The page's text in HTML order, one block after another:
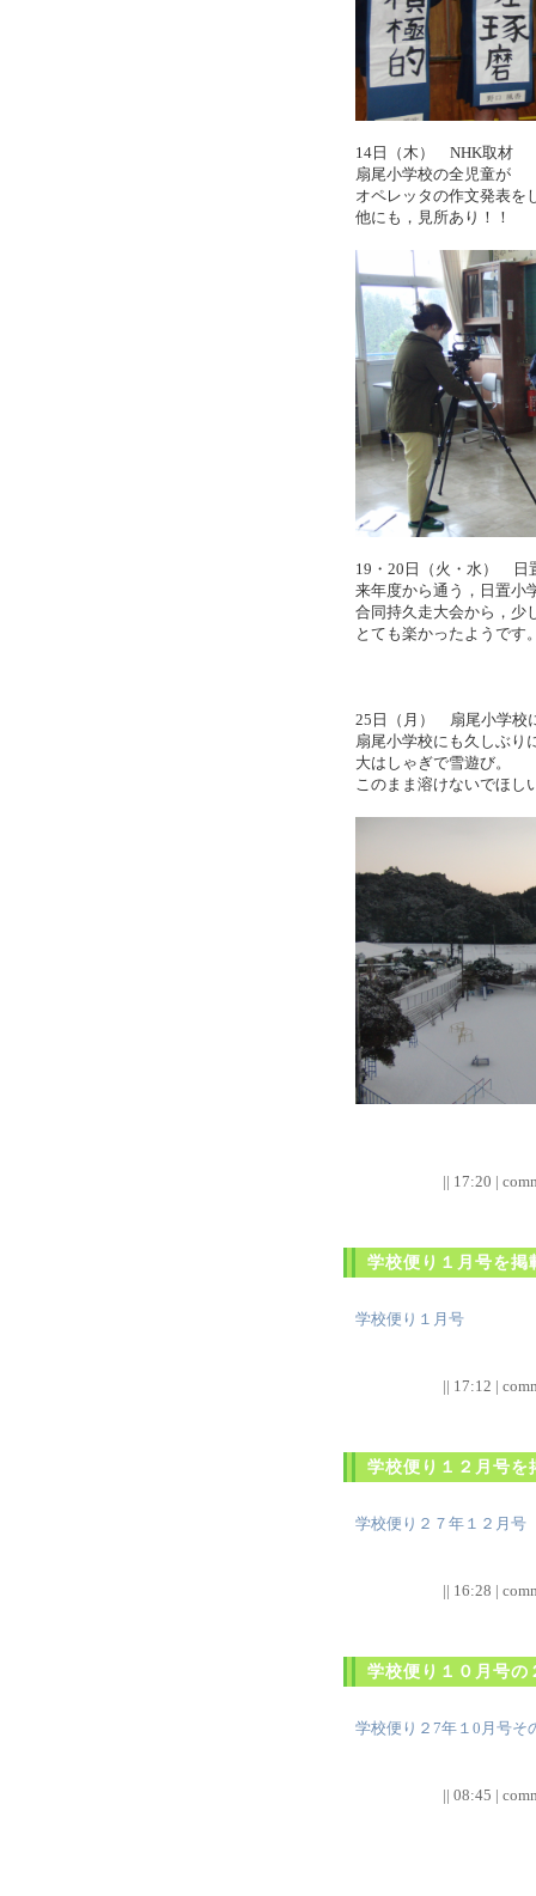
14日（木） NHK取材
扇尾小学校の全児童が
オペレッタの作文発表を
他にも，見所あり！！
19・20日（火・水） 日
来年度から通う，日置小
合同持久走大会から，少
とても楽かったようです
25日（月） 扇尾小学校
扇尾小学校にも久しぶり
大はしゃぎで雪遊び。
このまま溶けないでほし
|| 17:20 |
学校便り１月号を掲
学校便り１月号
|| 17:12 |
学校便り１２月号を
学校便り２７年１２月号
|| 16:28 |
学校便り１０月号の
学校便り２7年１0月号そ
|| 08:45 |